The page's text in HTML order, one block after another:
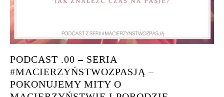
PODCAST .00 – SERIA
#MACIERZYŃSTWOZPASJĄ –
POKONUJEMY MITY O